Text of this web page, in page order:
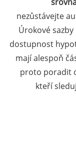
nezůstávejte
Úrokové
dostupnost
mají alespoň
proto poradit
kteří